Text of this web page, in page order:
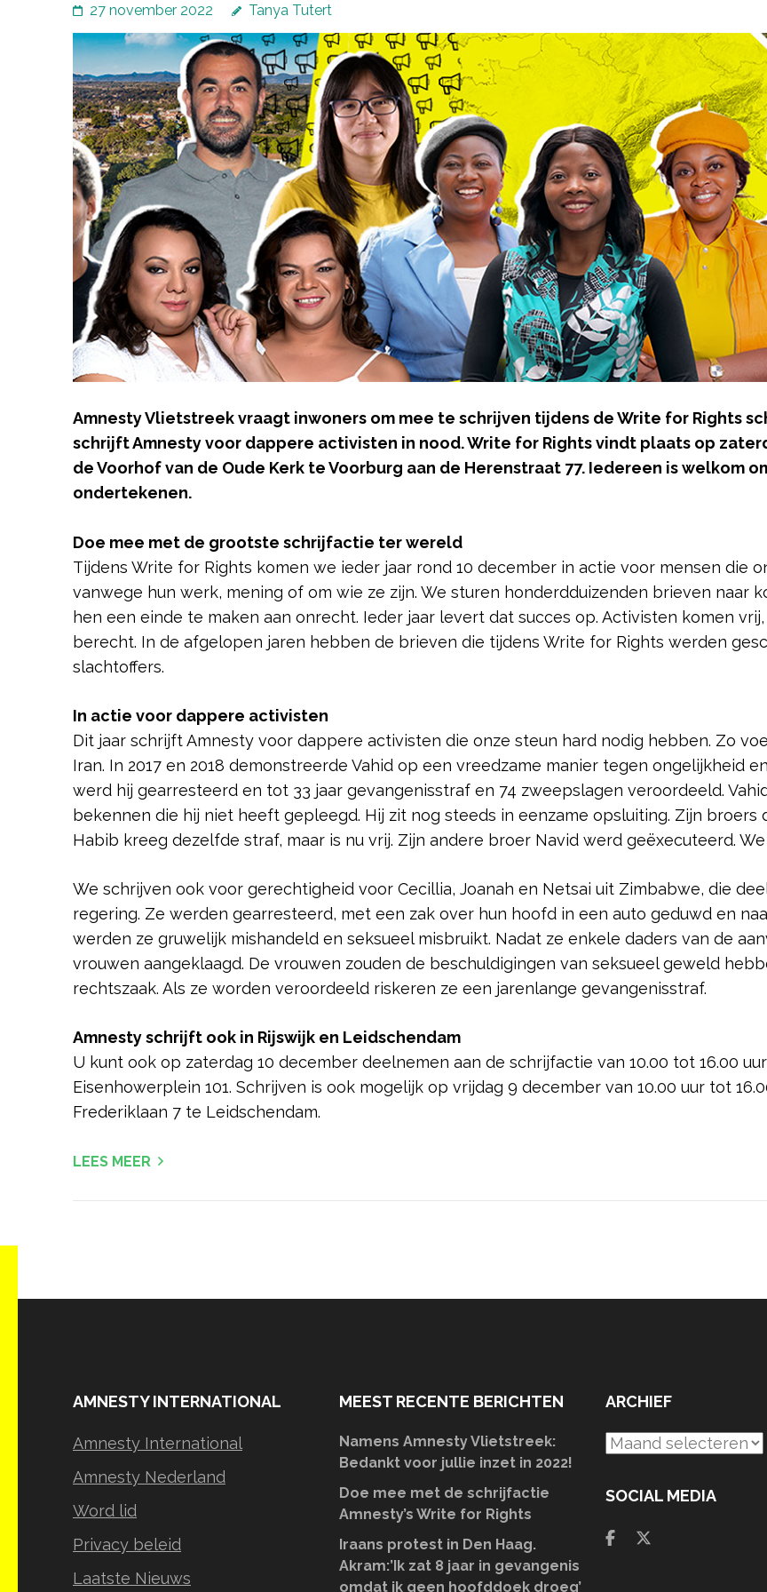
27 november 2022 Tanya Tutert
Amnesty Vlietstreek vraagt inwoners om mee te schrijven tijdens de Write for Rights
schrijft Amnesty voor dappere activisten in nood. Write for Rights vindt plaats op
de Voorhof van de Oude Kerk te Voorburg aan de Herenstraat 77. Iedereen is welkom
ondertekenen.
Doe mee met de grootste schrijfactie ter wereld
Tijdens Write for Rights komen we ieder jaar rond 10 december in actie voor mensen die
vanwege hun werk, mening of om wie ze zijn. We sturen honderdduizenden brieven naar
hen een einde te maken aan onrecht. Ieder jaar levert dat succes op. Activisten komen
berecht. In de afgelopen jaren hebben de brieven die tijdens Write for Rights werden
slachtoffers.
In actie voor dappere activisten
Dit jaar schrijft Amnesty voor dappere activisten die onze steun hard nodig hebben. Zo
Iran. In 2017 en 2018 demonstreerde Vahid op een vreedzame manier tegen ongelijkheid
werd hij gearresteerd en tot 33 jaar gevangenisstraf en 74 zweepslagen veroordeeld.
bekennen die hij niet heeft gepleegd. Hij zit nog steeds in eenzame opsluiting. Zijn
Habib kreeg dezelfde straf, maar is nu vrij. Zijn andere broer Navid werd geëxecuteerd.
We schrijven ook voor gerechtigheid voor Cecillia, Joanah en Netsai uit Zimbabwe, die
regering. Ze werden gearresteerd, met een zak over hun hoofd in een auto geduwd en
werden ze gruwelijk mishandeld en seksueel misbruikt. Nadat ze enkele daders van de
vrouwen aangeklaagd. De vrouwen zouden de beschuldigingen van seksueel geweld
rechtszaak. Als ze worden veroordeeld riskeren ze een jarenlange gevangenisstraf.
Amnesty schrijft ook in Rijswijk en Leidschendam
U kunt ook op zaterdag 10 december deelnemen aan de schrijfactie van 10.00 tot 16.00
Eisenhowerplein 101. Schrijven is ook mogelijk op vrijdag 9 december van 10.00 uur tot
Frederiklaan 7 te Leidschendam.
LEES MEER
AMNESTY INTERNATIONAL
Amnesty International
Amnesty Nederland
Word lid
Privacy beleid
Laatste Nieuws
MEEST RECENTE BERICHTEN
Namens Amnesty Vlietstreek:
Bedankt voor jullie inzet in 2022!
Doe mee met de schrijfactie
Amnesty’s Write for Rights
Iraans protest in Den Haag.
Akram:’Ik zat 8 jaar in gevangenis
omdat ik geen hoofddoek droeg’
ARCHIEF
Archief
SOCIAL MEDIA